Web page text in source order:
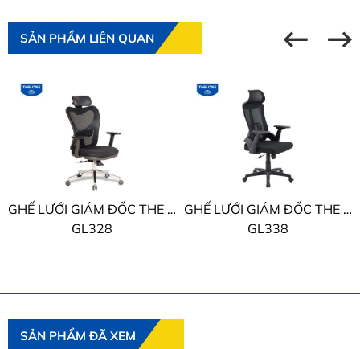
SẢN PHẨM LIÊN QUAN
GHẾ LƯỚI GIÁM ĐỐC THE ONE
GL328
GHẾ LƯỚI GIÁM ĐỐC THE ONE
GL338
SẢN PHẨM ĐÃ XEM